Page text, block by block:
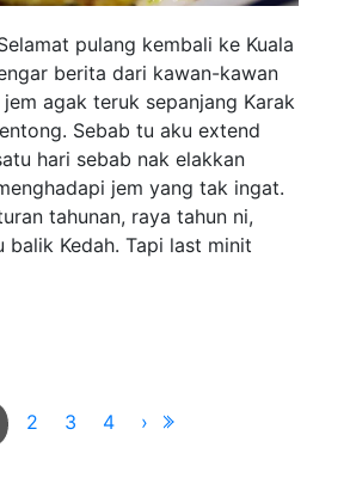
pulang kembali ke Kuala
berita dari kawan-kawan
jem agak teruk sepanjang Karak
Sebab tu aku extend
hari sebab nak elakkan
jem yang tak ingat.
tahunan, raya tahun ni,
balik Kedah. Tapi last minit
2 3 4 ›